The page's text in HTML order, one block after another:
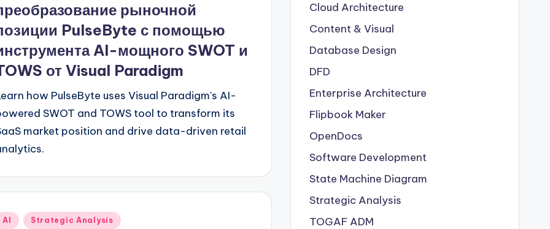
рыночной
PulseByte с помощью
AI-мощного SWOT и
от Visual Paradigm
how PulseByte uses Visual Paradigm's AI-
SWOT and TOWS tool to transform its
market position and drive data-driven retail
AI Strategic Analysis
Cloud Architecture
Content & Visual
Database Design
DFD
Enterprise Architecture
Flipbook Maker
OpenDocs
Software Development
State Machine Diagram
Strategic Analysis
TOGAF ADM